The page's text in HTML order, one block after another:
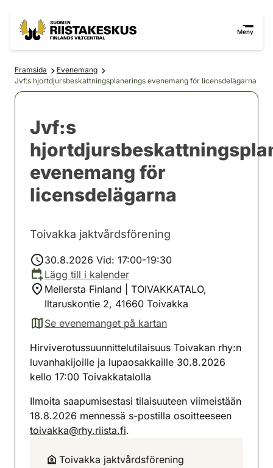
Meny
Framsida
Evenemang
Jvf:s hjortdjursbeskattningsplanerings evenemang för licensdelägarna
Jvf:s
evenemang för
licensdelägarna
Toivakka jaktvårdsförening
30.8.2026 Vid: 17:00-19:30
Lägg till i kalender
Mellersta Finland | TOIVAKKATALO,
Iltaruskontie 2, 41660 Toivakka
Se evenemanget på kartan
(avautuu uuteen välilehteen)
Hirviverotussuunnittelutilaisuus Toivakan rhy:n
luvanhakijoille ja lupaosakkaille 30.8.2026
kello 17:00 Toivakkatalolla
Ilmoita saapumisestasi tilaisuuteen viimeistään
18.8.2026 mennessä s-postilla osoitteeseen
toivakka@rhy.riista.fi.
Toivakka jaktvårdsförening